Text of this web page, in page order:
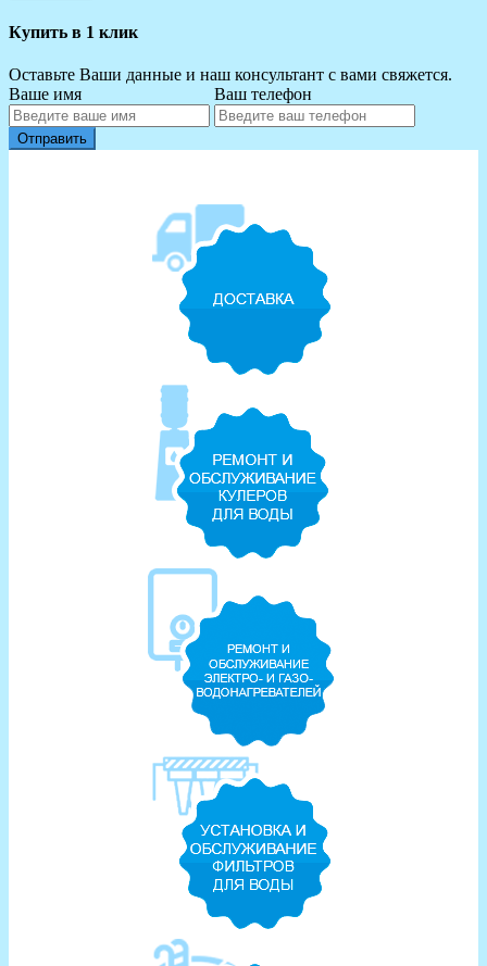
Купить в 1 клик
Оставьте Ваши данные и наш консультант с вами свяжется.
Ваше имя
Ваш телефон
Отправить